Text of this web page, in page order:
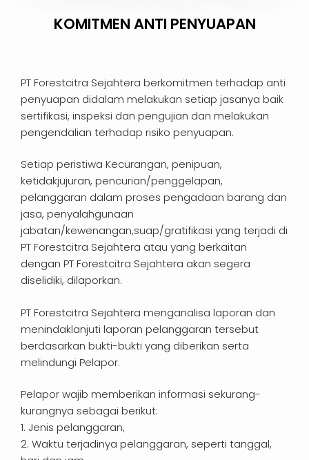
KOMITMEN ANTI PENYUAPAN
PT Forestcitra Sejahtera berkomitmen terhadap anti
penyuapan didalam melakukan setiap jasanya baik
sertifikasi, inspeksi dan pengujian dan melakukan
pengendalian terhadap risiko penyuapan.
Setiap peristiwa Kecurangan, penipuan,
ketidakjujuran, pencurian/penggelapan,
pelanggaran dalam proses pengadaan barang dan
jasa, penyalahgunaan
jabatan/kewenangan,suap/gratifikasi yang terjadi di
PT Forestcitra Sejahtera atau yang berkaitan
dengan PT Forestcitra Sejahtera akan segera
diselidiki, dilaporkan.
PT Forestcitra Sejahtera menganalisa laporan dan
menindaklanjuti laporan pelanggaran tersebut
berdasarkan bukti-bukti yang diberikan serta
melindungi Pelapor.
Pelapor wajib memberikan informasi sekurang-
kurangnya sebagai berikut:
1. Jenis pelanggaran,
2. Waktu terjadinya pelanggaran, seperti tanggal,